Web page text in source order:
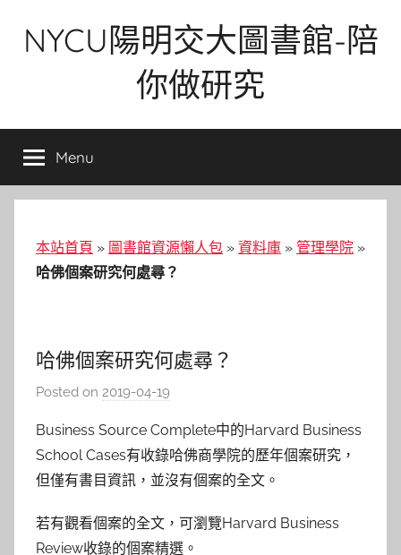
NYCU陽明交大圖書館-陪
你做研究
Menu
本站首頁 » 圖書館資源懶人包 » 資料庫 » 管理學院 »
哈佛個案研究何處尋？
哈佛個案研究何處尋？
Posted on 2019-04-19
s
h
a
h
Business Source Complete中的Harvard Business
School Cases有收錄哈佛商學院的歷年個案研究，
但僅有書目資訊，並沒有個案的全文。
若有觀看個案的全文，可瀏覽Harvard Business
Review收錄的個案精選。